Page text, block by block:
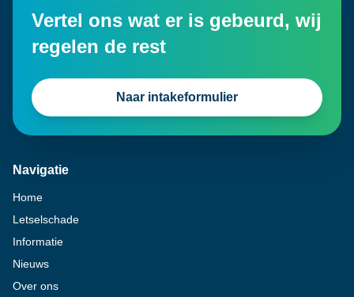
Vertel ons wat er is gebeurd, wij
regelen de rest
Naar intakeformulier
Navigatie
Home
Letselschade
Informatie
Nieuws
Over ons